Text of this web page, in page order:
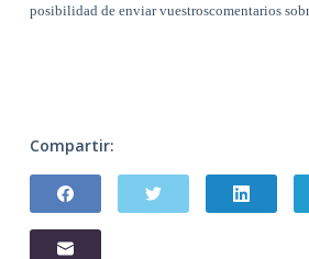
posibilidad de enviar vuestroscomentarios
Compartir: